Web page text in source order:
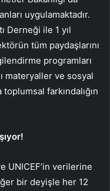
uygulamaktadır.
Derneği ile 1 yıl
tüm paydaşlarını
programları
materyaller ve sosyal
farkındalığın
UNICEF’in verilerine
bir deyişle her 12